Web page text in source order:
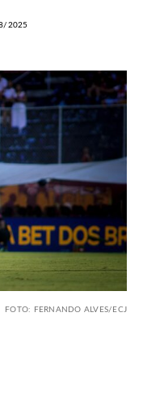
2025
FOTO: FERNANDO ALVES/ECJ